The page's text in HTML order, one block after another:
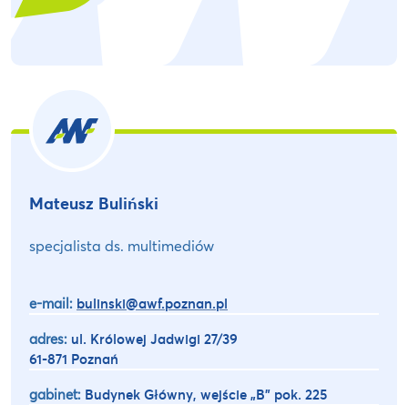
Mateusz Buliński
specjalista ds. multimediów
e-mail: bulinski@awf.poznan.pl
adres: ul. Królowej Jadwigi 27/39
61-871 Poznań
gabinet: Budynek Główny, wejście „B” pok. 225